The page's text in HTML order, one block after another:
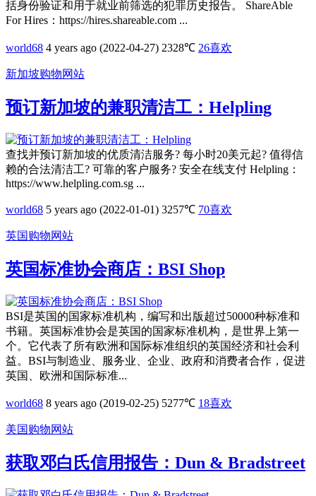
括身份验证和用于就业前筛选的犯罪历史报告。 ShareAble
For Hires：https://hires.shareable.com ...
world68 4 years ago (2022-04-27) 2328℃ 26喜欢
新加坡购物网站
预订新加坡的兼职清洁工：Helpling
查找并预订新加坡的优质清洁服务? 每小时20美元起? 值得信
赖的合法清洁工? 可靠的客户服务? 安全在线支付 Helpling：
https://www.helpling.com.sg ...
world68 5 years ago (2022-01-01) 3257℃ 70喜欢
英国购物网站
英国标准协会商店：BSI Shop
BSI是英国的国家标准机构，编写和出版超过50000种标准和
书籍。英国标准协会是英国的国家标准机构，是世界上第一
个。它代表了所有欧洲和国际标准组织的英国经济和社会利
益。BSI与制造业、服务业、企业、政府和消费者合作，促进
英国、欧洲和国际标准...
world68 8 years ago (2019-02-25) 5277℃ 18喜欢
美国购物网站
获取邓白氏信用报告：Dun & Bradstreet